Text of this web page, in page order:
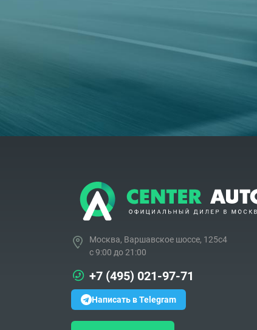
Москва, Варшавское шоссе, 125с4
c 9:00 до 21:00
+7 (495) 021-97-71
Написать в Telegram